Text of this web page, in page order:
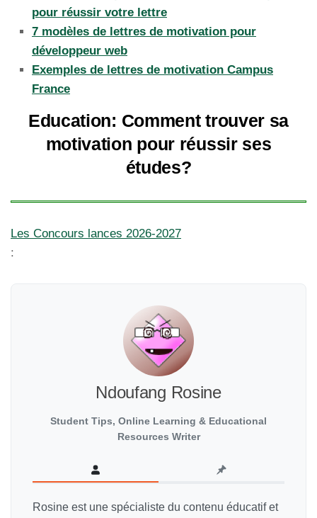
pour réussir votre lettre
7 modèles de lettres de motivation pour
développeur web
Exemples de lettres de motivation Campus
France
Education: Comment trouver sa
motivation pour réussir ses
études?
Les Concours lances 2026-2027
:
Ndoufang Rosine
Student Tips, Online Learning & Educational
Resources Writer
Rosine est une spécialiste du contenu éducatif et